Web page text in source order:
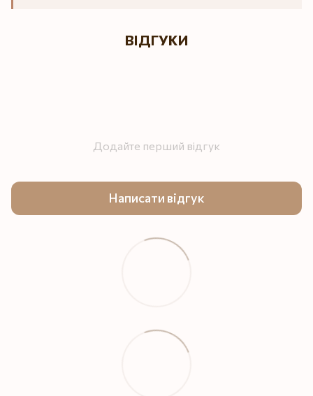
ВІДГУКИ
Додайте перший відгук
Написати відгук